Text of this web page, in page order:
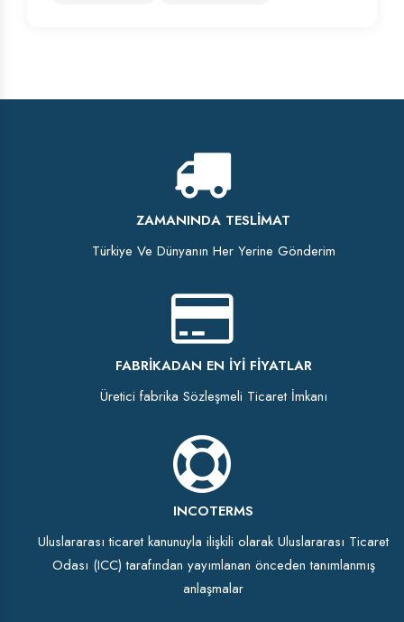
ZAMANINDA TESLIMAT
Türkiye Ve Dünyanın Her Yerine Gönderim
FABRIKADAN EN İYI FIYATLAR
Üretici fabrika Sözleşmeli Ticaret İmkanı
INCOTERMS
Uluslararası ticaret kanunuyla ilişkili olarak Uluslararası Ticaret
Odası (ICC) tarafından yayımlanan önceden tanımlanmış
anlaşmalar